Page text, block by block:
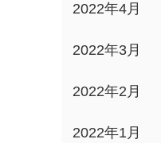
2022年4月
2022年3月
2022年2月
2022年1月